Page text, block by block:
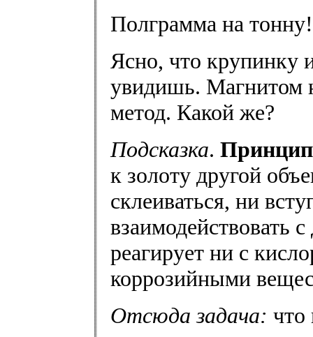
Полграмма на тонну!
Ясно, что крупинку
увидишь. Магнитом
метод. Какой же?
Подсказка. Принцип
к золоту другой
склеиваться, ни
взаимодействовать
реагирует ни с
коррозийными
Отсюда задача: что